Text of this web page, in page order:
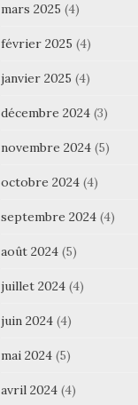
mars 2025 (4)
février 2025 (4)
janvier 2025 (4)
décembre 2024(3)
novembre 2024(5)
octobre 2024(4)
septembre 2024(4)
août 2024(5)
juillet 2024(4)
juin 2024(4)
mai 2024(5)
avril 2024(4)